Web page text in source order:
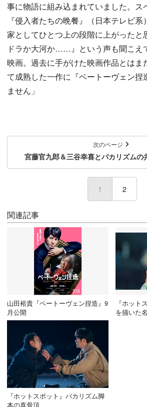
事に物語に組み込まれていました。ス
『侵入者たちの晩餐』（日本テレビ
家としてひとつ上の段階に上がったと
ドラか大河か……』という声も聞こえ
映画。過去に手がけた映画作品とはま
て成熟した一作に『ベートーヴェン捏
ません」
次のページ
宮藤官九郎＆三谷幸喜とバカリズムの
1 (current)
2
関連記事
山田裕貴『ベートーヴェン捏造』9
月公開
『ホット
を描いた
『ホットスポット』バカリズム脚
本の真骨頂